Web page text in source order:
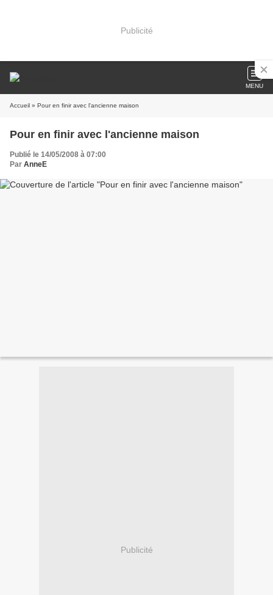
Publicité
MENU
Accueil » Pour en finir avec l'ancienne maison
Pour en finir avec l'ancienne maison
Publié le 14/05/2008 à 07:00
Par AnneE
Publicité